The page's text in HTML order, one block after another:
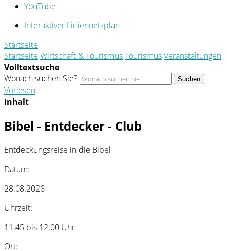
YouTube
Interaktiver Liniennetzplan
Startseite
Startseite Wirtschaft & TourismusTourismusVeranstaltungen
Volltextsuche
Wonach suchen Sie?
Suchen
Vorlesen
Inhalt
Bibel - Entdecker - Club
Entdeckungsreise in die Bibel
Datum:
28.08.2026
Uhrzeit:
11:45 bis 12:00 Uhr
Ort: